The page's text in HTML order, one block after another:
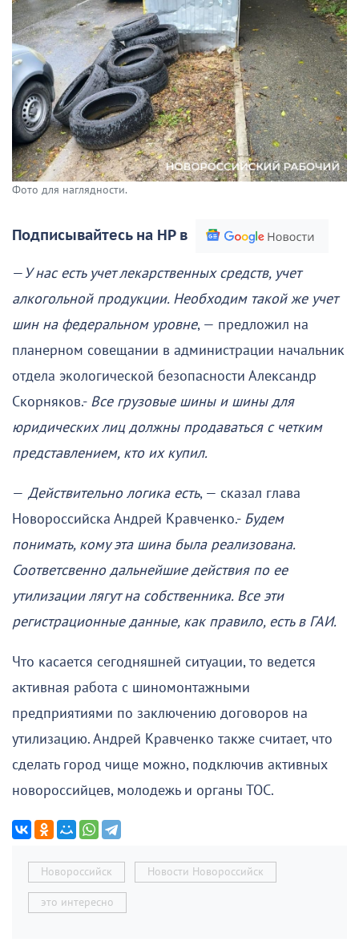
Фото для наглядности.
Подписывайтесь на НР в
—У нас есть учет лекарственных средств, учет
алкогольной продукции. Необходим такой же учет
шин на федеральном уровне, — предложил на
планерном совещании в администрации начальник
отдела экологической безопасности Александр
Скорняков.- Все грузовые шины и шины для
юридических лиц должны продаваться с четким
представлением, кто их купил.
— Действительно логика есть, — сказал глава
Новороссийска Андрей Кравченко.- Будем
понимать, кому эта шина была реализована.
Соответсвенно дальнейшие действия по ее
утилизации лягут на собственника. Все эти
регистрационные данные, как правило, есть в ГАИ.
Что касается сегодняшней ситуации, то ведется
активная работа с шиномонтажными
предприятиями по заключению договоров на
утилизацию. Андрей Кравченко также считает, что
сделать город чище можно, подключив активных
новороссийцев, молодежь и органы ТОС.
Новороссийск Новости Новороссийск
это интересно